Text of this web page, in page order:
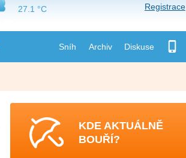
Sníh Archiv Diskuse
Registrace
27.1 °C
KDE AKTUÁLNĚ
BOUŘÍ?